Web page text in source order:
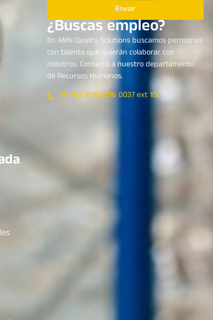
Enviar
¿Buscas empleo?
En AMN Quality Solutions buscamos perosonas
con talento que quierán colaborar con
nosotros. Contacta a nuestro departamento
de Recursos Humanos.
RH +52 (656) 396 0037 ext 102